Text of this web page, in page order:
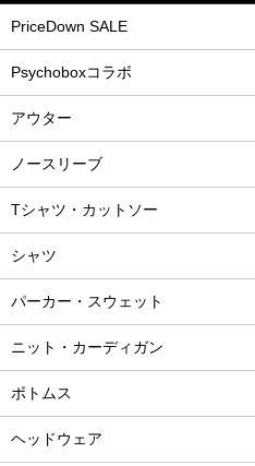
PriceDown SALE
Psychoboxコラボ
アウター
ノースリーブ
Tシャツ・カットソー
シャツ
パーカー・スウェット
ニット・カーディガン
ボトムス
ヘッドウェア